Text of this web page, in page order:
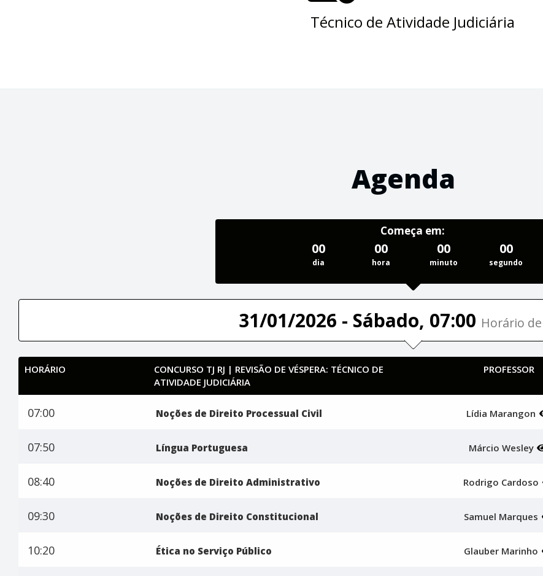
Técnico de Atividade Judiciária
Agenda
Começa em:
00
dia
00
hora
00
minuto
00
segundo
31/01/2026 - Sábado, 07:00 Horário
HORÁRIO
CONCURSO TJ RJ | REVISÃO DE VÉSPERA: TÉCNICO DE
ATIVIDADE JUDICIÁRIA
PROFESSOR
07:00 Noções de Direito Processual Civil Lídia Marangon
07:50 Língua Portuguesa Márcio Wesley
08:40 Noções de Direito Administrativo Rodrigo Cardoso
09:30 Noções de Direito Constitucional Samuel Marques
10:20 Ética no Serviço Público Glauber Marinho